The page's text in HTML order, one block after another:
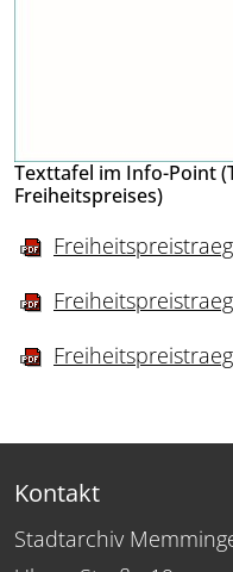
Texttafel im Info-Point
Freiheitspreises)
Kontakt
Stadtarchiv